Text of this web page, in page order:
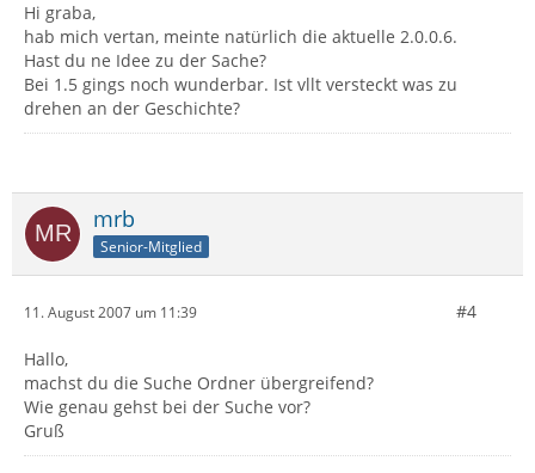
Hi graba,
hab mich vertan, meinte natürlich die aktuelle 2.0.0.6.
Hast du ne Idee zu der Sache?
Bei 1.5 gings noch wunderbar. Ist vllt versteckt was zu
drehen an der Geschichte?
mrb
Senior-Mitglied
11. August 2007 um 11:39 #4
Hallo,
machst du die Suche Ordner übergreifend?
Wie genau gehst bei der Suche vor?
Gruß